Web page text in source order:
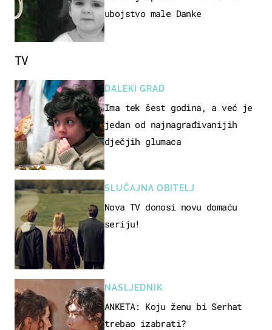
ubojstvo male Danke
TV
DALEKI GRAD
Ima tek šest godina, a već je
jedan od najnagrađivanijih
dječjih glumaca
SLUČAJNA OBITELJ
Nova TV donosi novu domaću
seriju!
NASLJEDNIK
ANKETA: Koju ženu bi Serhat
trebao izabrati?